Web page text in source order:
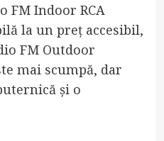
FM Indoor RCA
la un preț accesibil,
FM Outdoor
mai scumpă, dar
și o